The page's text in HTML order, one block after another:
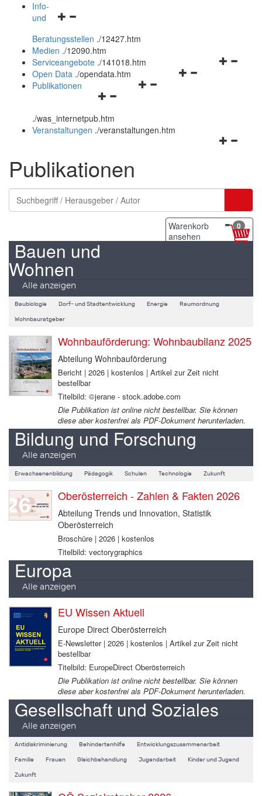
Navigationsmenü
und
schließen
Info-
und
Beratungsstellen ./12427.htm
Medien ./12090.htm
Navigationsmenü
Serviceangebote ./141018.htm
Navigationsmenü
Open Data ./opendata.htm
Navigationsmenü
und
schließen
Publikationen
./was_internetpub.htm
Veranstaltungen ./veranstaltungen.htm
Publikationen
Warenkorb
ansehen
0
Bauen und
Wohnen
Alle anzeigen
Baubiologie Dorf- und Stadtentwicklung Energie Raumordnung
Wohnbauratgeber
Wohnbauförderung: Wohnbaubilanz 2025
Abteilung Wohnbauförderung
Bericht | 2026 | kostenlos | Artikel zur Zeit nicht
bestellbar
Titelbild: ©jerane - stock.adobe.com
Die Publikation ist online nicht bestellbar. Sie können
diese aber kostenfrei als PDF-Dokument herunterladen.
Bildung und Forschung
Alle anzeigen
Erwachsenenbildung Pädagogik Schulen Technologie Zukunft
Oberösterreich - Zahlen & Fakten 2026
Abteilung Trends und Innovation, Statistik
Oberösterreich
Broschüre | 2026 | kostenlos
Titelbild: vectorygraphics
Europa
Alle anzeigen
EU Wissen Aktuell
Europe Direct Oberösterreich
E-Newsletter | 2026 | kostenlos | Artikel zur Zeit nicht
bestellbar
Titelbild: EuropeDirect Oberösterreich
Die Publikation ist online nicht bestellbar. Sie können
diese aber kostenfrei als PDF-Dokument herunterladen.
Gesellschaft und Soziales
Alle anzeigen
Antidiskriminierung Behindertenhilfe Entwicklungszusammenarbeit
Familie Frauen Gleichbehandlung Jugendarbeit Kinder und Jugend
Zukunft